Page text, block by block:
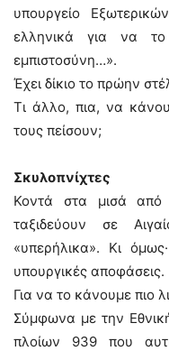
υπουργείο
ελληνικά για να το
εμπιστοσύνη…».
Έχει δίκιο το πρώην
Τι άλλο, πια, να
τους πείσουν;
Σκυλοπνίχτες
Κοντά στα μισά
ταξιδεύουν σε
«υπερήλικα». Κι
υπουργικές αποφάσεις.
Για να το κάνουμε πιο
Σύμφωνα με την
πλοίων 939 που